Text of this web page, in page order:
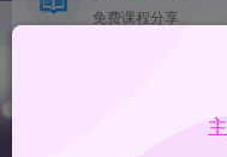
免费课程分享